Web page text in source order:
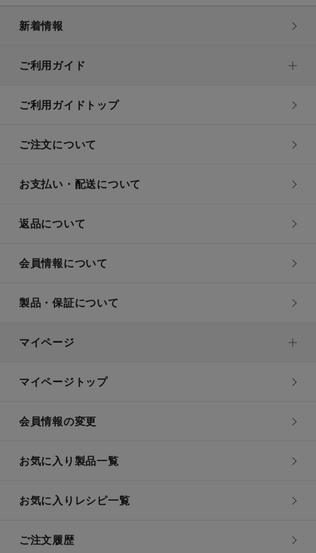
新着情報
ご利用ガイド
ご利用ガイドトップ
ご注文について
お支払い・配送について
返品について
会員情報について
製品・保証について
マイページ
マイページトップ
会員情報の変更
お気に入り製品一覧
お気に入りレシピ一覧
ご注文履歴